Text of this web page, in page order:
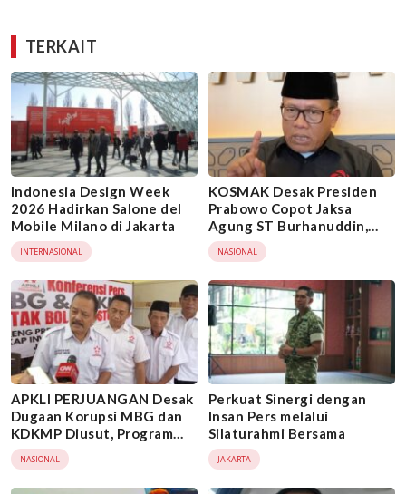
TERKAIT
Indonesia Design Week
2026 Hadirkan Salone del
Mobile Milano di Jakarta
INTERNASIONAL
KOSMAK Desak Presiden
Prabowo Copot Jaksa
Agung ST Burhanuddin,
Minta KPK Ambil Alih Kasus
Febrie Adriansyah
NASIONAL
APKLI PERJUANGAN Desak
Dugaan Korupsi MBG dan
KDKMP Diusut, Program
Diminta Tetap Berjalan
NASIONAL
Perkuat Sinergi dengan
Insan Pers melalui
Silaturahmi Bersama
JAKARTA